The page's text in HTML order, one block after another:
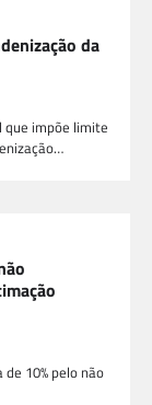
da
que impõe limite
10% pelo não